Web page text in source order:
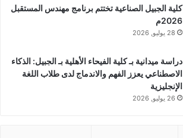
كلية الجبيل الصناعية تختتم برنامج مهندس المستقبل
2026م
28 يوليو, 2026
دراسة ميدانية بـ كلية الفيحاء الأهلية بـ الجبيل: الذكاء
الاصطناعي يعزز الفهم والاندماج لدى طلاب اللغة
الإنجليزية
26 يوليو, 2026